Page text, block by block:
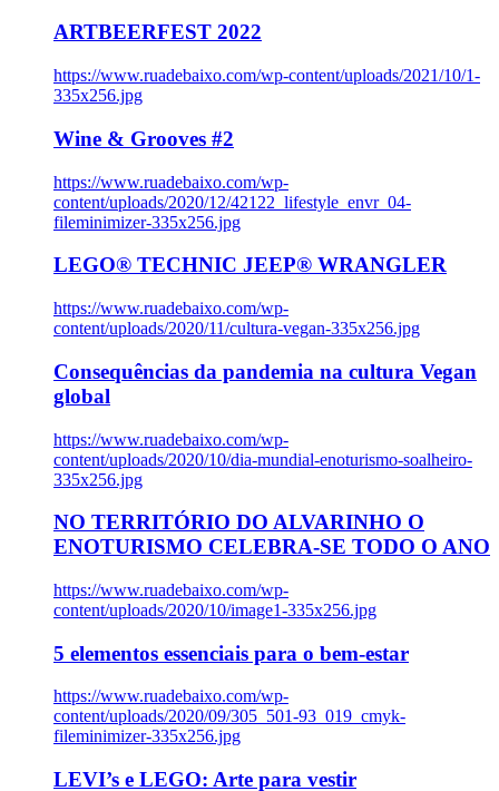
ARTBEERFEST 2022
https://www.ruadebaixo.com/wp-content/uploads/2021/10/1-
335x256.jpg
Wine & Grooves #2
https://www.ruadebaixo.com/wp-
content/uploads/2020/12/42122_lifestyle_envr_04-
fileminimizer-335x256.jpg
LEGO® TECHNIC JEEP® WRANGLER
https://www.ruadebaixo.com/wp-
content/uploads/2020/11/cultura-vegan-335x256.jpg
Consequências da pandemia na cultura Vegan
global
https://www.ruadebaixo.com/wp-
content/uploads/2020/10/dia-mundial-enoturismo-soalheiro-
335x256.jpg
NO TERRITÓRIO DO ALVARINHO O
ENOTURISMO CELEBRA-SE TODO O ANO
https://www.ruadebaixo.com/wp-
content/uploads/2020/10/image1-335x256.jpg
5 elementos essenciais para o bem-estar
https://www.ruadebaixo.com/wp-
content/uploads/2020/09/305_501-93_019_cmyk-
fileminimizer-335x256.jpg
LEVI’s e LEGO: Arte para vestir